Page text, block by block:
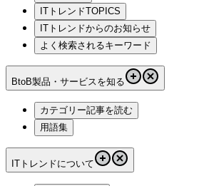
ITトレンドTOPICS
ITトレンドからのお知らせ
よく検索されるキーワード
BtoB製品・サービスを知る
カテゴリー記事を読む
用語集
ITトレンドについて